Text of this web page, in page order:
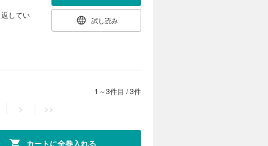
してい
試し読み
1～3件目 /3件
> >>
カートに全巻入れる